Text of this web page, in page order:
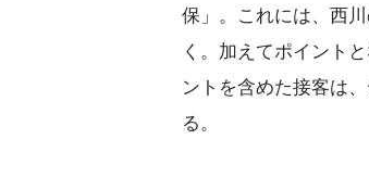
保」。これには、西
く。加えてポイント
ントを含めた接客は
る。